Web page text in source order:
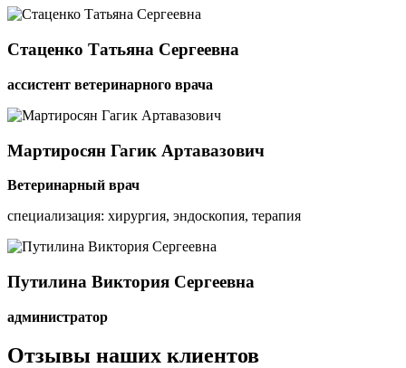
Стаценко Татьяна Сергеевна
ассистент ветеринарного врача
Мартиросян Гагик Артавазович
Ветеринарный врач
специализация: хирургия, эндоскопия, терапия
Путилина Виктория Сергеевна
администратор
Отзывы наших клиентов